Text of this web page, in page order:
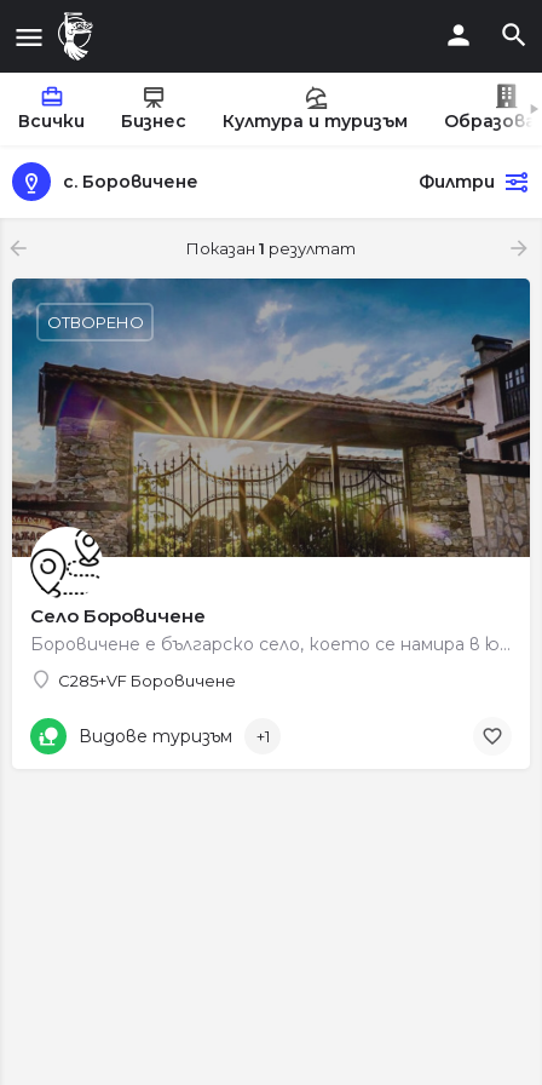
Всички Бизнес Култура и туризъм
с. Боровичене Филтри
Показан 1 резултат
Село Боровичене
Боровичене е българско село, което се намира в югоизточната част на страната, близо до границата с Македония.…
C285+VF Боровичене
ОТВОРЕНО
Видове туризъм +1